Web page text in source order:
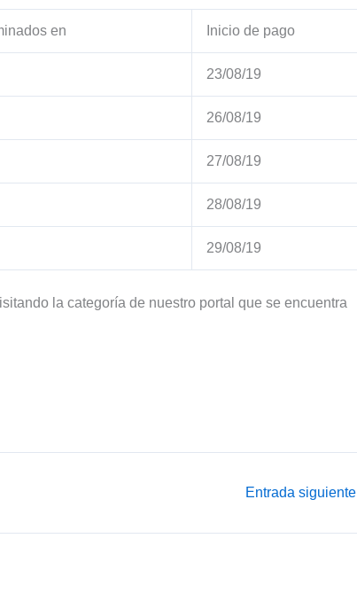
en Inicio de pago
23/08/19
26/08/19
27/08/19
28/08/19
29/08/19
la categoría de nuestro portal que se encuentra
Entrada siguiente